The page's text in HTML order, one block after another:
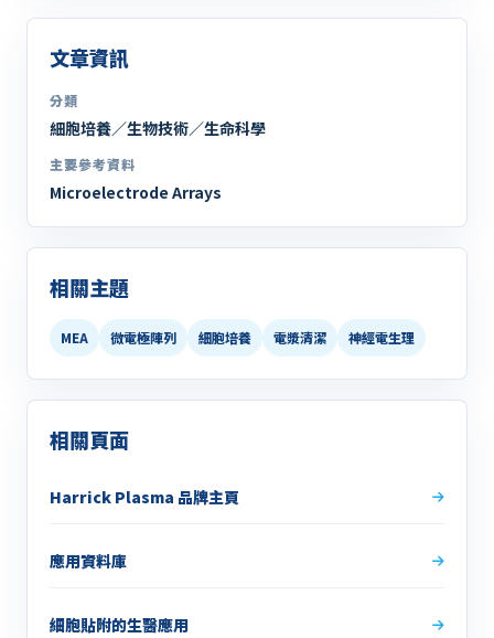
文章資訊
分類
細胞培養／生物技術／生命科學
主要參考資料
Microelectrode Arrays
相關主題
MEA 微電極陣列 細胞培養 電漿清潔 神經電生理
相關頁面
Harrick Plasma 品牌主頁
應用資料庫
細胞貼附的生醫應用